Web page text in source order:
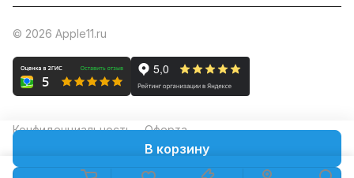
В корзину
© 2026 Apple11.ru
Конфиденциальность Оферта